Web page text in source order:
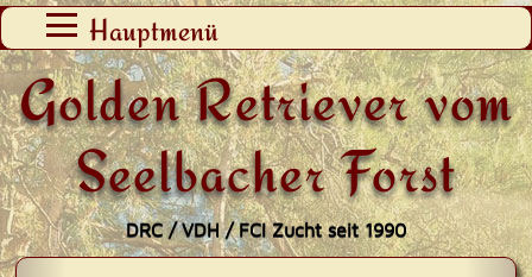
Golden Retriever vom
Seelbacher Forst
DRC / VDH / FCI Zucht seit 1990
Hauptmenü
Zum
Inhalt
springen